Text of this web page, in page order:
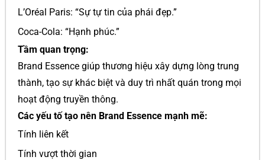
L’Oréal Paris: “Sự tự tin của phái đẹp.”
Coca-Cola: “Hạnh phúc.”
Tầm quan trọng:
Brand Essence giúp thương hiệu xây dựng lòng trung
thành, tạo sự khác biệt và duy trì nhất quán trong mọi
hoạt động truyền thông.
Các yếu tố tạo nên Brand Essence mạnh mẽ:
Tính liên kết
Tính vượt thời gian